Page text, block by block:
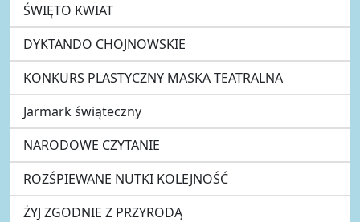
ŚWIĘTO KWIAT
DYKTANDO CHOJNOWSKIE
KONKURS PLASTYCZNY MASKA TEATRALNA
Jarmark świąteczny
NARODOWE CZYTANIE
ROZŚPIEWANE NUTKI KOLEJNOŚĆ
ŻYJ ZGODNIE Z PRZYRODĄ